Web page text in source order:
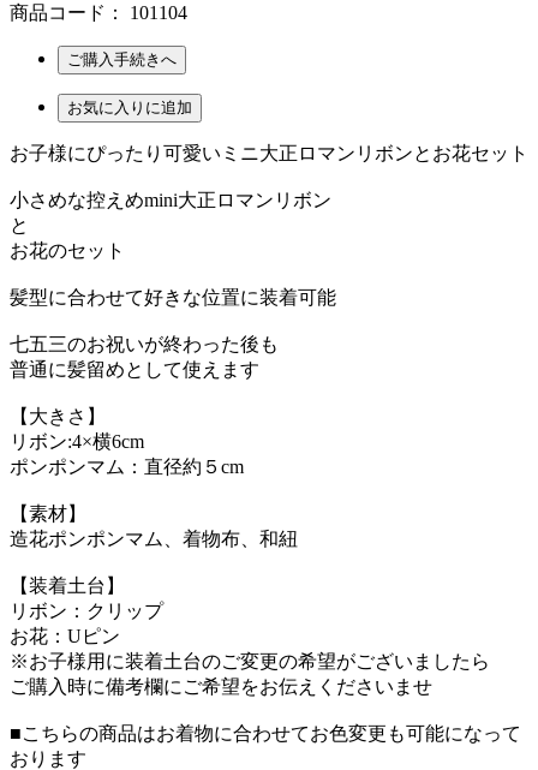
商品コード： 101104
ご購入手続きへ
お気に入りに追加
お子様にぴったり可愛いミニ大正ロマンリボンとお花セット
小さめな控えめmini大正ロマンリボン
と
お花のセット
髪型に合わせて好きな位置に装着可能
七五三のお祝いが終わった後も
普通に髪留めとして使えます
【大きさ】
リボン:4×横6cm
ポンポンマム：直径約５cm
【素材】
造花ポンポンマム、着物布、和紐
【装着土台】
リボン：クリップ
お花：Uピン
※お子様用に装着土台のご変更の希望がございましたら
ご購入時に備考欄にご希望をお伝えくださいませ
■こちらの商品はお着物に合わせてお色変更も可能になって
おります